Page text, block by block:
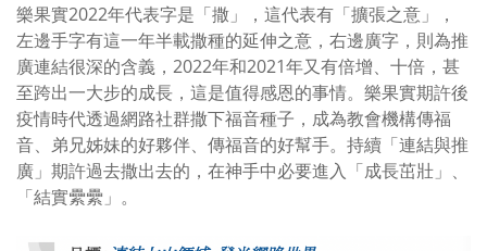
樂果實2022年代表字是「撒」，這代表有「擴張之意」，
左邊手字有這一年半載撒種的延伸之意，右邊廣字，則為推
廣連結很深的含義， 2022年和2021年又有倍增、十倍，甚
至跨出一大步的成長，這是值得感恩的事情。樂果實期許後
疫情時代透過網路社群撒下福音種子，成為教會機構傳福
音、弟兄姊妹的好夥伴、傳福音的好幫手。持續「連結與推
廣」期許過去撒出去的，在神手中必要進入「成長茁壯」、
「結實纍纍」。